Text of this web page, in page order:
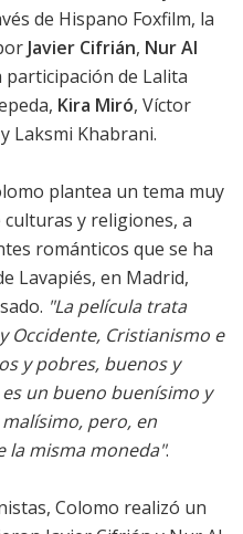
de Hispano Foxfilm, la
Javier Cifrián, Nur Al
participación de Lalita
, Kira Miró, Víctor
Laksmi Khabrani.
plantea un tema muy
culturas y religiones, a
románticos que se ha
Lavapiés, en Madrid,
"La película trata
Occidente, Cristianismo e
y pobres, buenos y
es un bueno buenísimo y
pero, en
la misma moneda".
Colomo realizó un